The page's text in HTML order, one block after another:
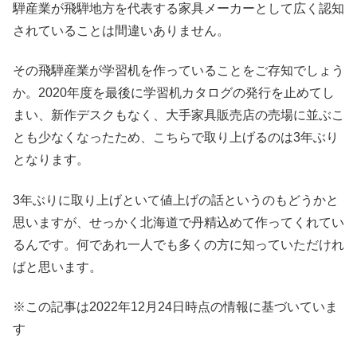
騨産業が飛騨地方を代表する家具メーカーとして広く認知
されていることは間違いありません。
その飛騨産業が学習机を作っていることをご存知でしょう
か。2020年度を最後に学習机カタログの発行を止めてし
まい、新作デスクもなく、大手家具販売店の売場に並ぶこ
とも少なくなったため、こちらで取り上げるのは3年ぶり
となります。
3年ぶりに取り上げといて値上げの話というのもどうかと
思いますが、せっかく北海道で丹精込めて作ってくれてい
るんです。何であれ一人でも多くの方に知っていただけれ
ばと思います。
※この記事は2022年12月24日時点の情報に基づいていま
す